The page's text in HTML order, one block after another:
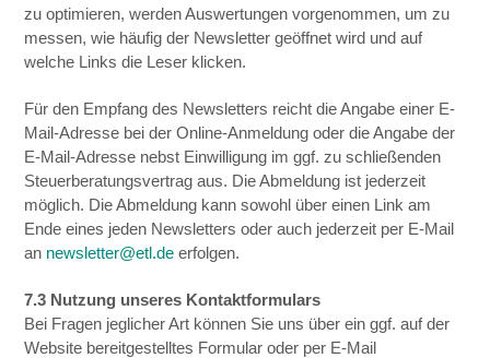
zu optimieren, werden Auswertungen vorgenommen, um zu
messen, wie häufig der Newsletter geöffnet wird und auf
welche Links die Leser klicken.
Für den Empfang des Newsletters reicht die Angabe einer E-
Mail-Adresse bei der Online-Anmeldung oder die Angabe der
E-Mail-Adresse nebst Einwilligung im ggf. zu schließenden
Steuerberatungsvertrag aus. Die Abmeldung ist jederzeit
möglich. Die Abmeldung kann sowohl über einen Link am
Ende eines jeden Newsletters oder auch jederzeit per E-Mail
an newsletter@etl.de erfolgen.
7.3 Nutzung unseres Kontaktformulars
Bei Fragen jeglicher Art können Sie uns über ein ggf. auf der
Website bereitgestelltes Formular oder per E-Mail